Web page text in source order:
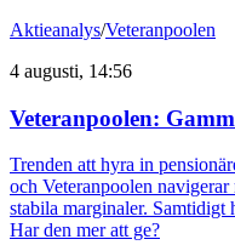
Aktieanalys/Veteranpoolen
4 augusti, 14:56
Veteranpoolen:
Trenden att hyra in
och Veteranpoolen
stabila marginaler. Samtidigt
Har den mer att ge?